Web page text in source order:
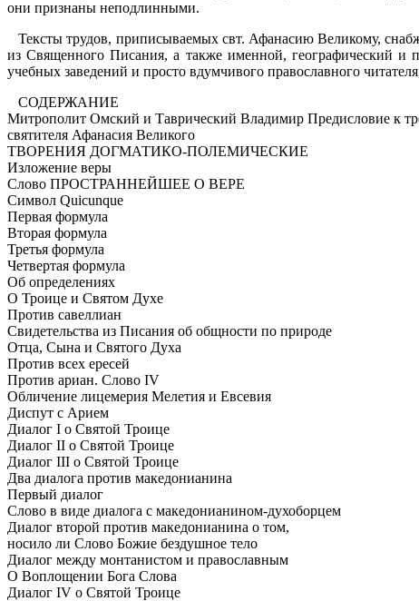
они признаны неподлинными.
Тексты трудов, приписываемых свт. Афанасию Великому,
из Священного Писания, а также именной, географический и
учебных заведений и просто вдумчивого православного
СОДЕРЖАНИЕ
Митрополит Омский и Таврический Владимир Предисловие к
святителя Афанасия Великого
ТВОРЕНИЯ ДОГМАТИКО-ПОЛЕМИЧЕСКИЕ
Изложение веры
Слово ПРОСТРАННЕЙШЕЕ О ВЕРЕ
Символ Quicunque
Первая формула
Вторая формула
Третья формула
Четвертая формула
Об определениях
О Троице и Святом Духе
Против савеллиан
Свидетельства из Писания об общности по природе
Отца, Сына и Святого Духа
Против всех ересей
Против ариан. Слово IV
Обличение лицемерия Мелетия и Евсевия
Диспут с Арием
Диалог I о Святой Троице
Диалог II о Святой Троице
Диалог III о Святой Троице
Два диалога против македонианина
Первый диалог
Слово в виде диалога с македонианином-духоборцем
Диалог второй против македонианина о том,
носило ли Слово Божие бездушное тело
Диалог между монтанистом и православным
О Воплощении Бога Слова
Диалог IV о Святой Троице